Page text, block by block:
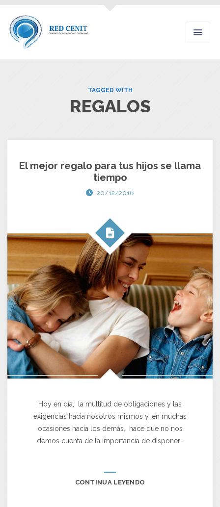
TAGGED WITH
REGALOS
El mejor regalo para tus hijos se llama
tiempo
20/12/2016
Hoy en día, la multitud de obligaciones y las
exigencias hacia nosotros mismos y, en muchas
ocasiones hacia los demás, hace que no nos
demos cuenta de la importancia de disponer…
CONTINUA LEYENDO